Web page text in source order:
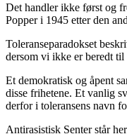
Det handler ikke først og
Popper i 1945 etter den
Toleranseparadokset
dersom vi ikke er beredt til
Et demokratisk og åpent
disse frihetene. Et vanlig
derfor i toleransens navn
Antirasistisk Senter står